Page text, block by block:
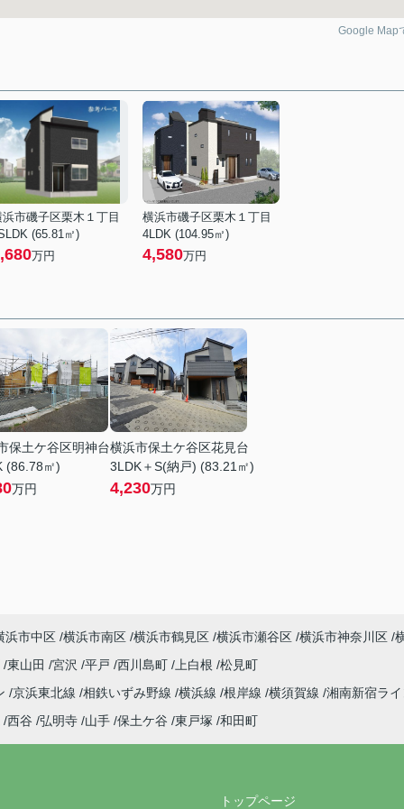
Google Map
浜市磯子区栗木１丁目
(65.81㎡)
万円
横浜市磯子区栗木１丁目
4LDK (104.95㎡)
4,580万円
保土ケ谷区明神台
(86.78㎡)
万円
横浜市保土ケ谷区花見台
3LDK＋S(納戸) (83.21㎡)
4,230万円
浜市中区 横浜市南区 横浜市鶴見区 横浜市瀬谷区 横浜市神奈川区
東山田 宮沢 平戸 西川島町 上白根 松見町
京浜東北線 相鉄いずみ野線 横浜線 根岸線 横須賀線 湘南新宿ラ
西谷 弘明寺 山手 保土ケ谷 東戸塚 和田町
トップページ